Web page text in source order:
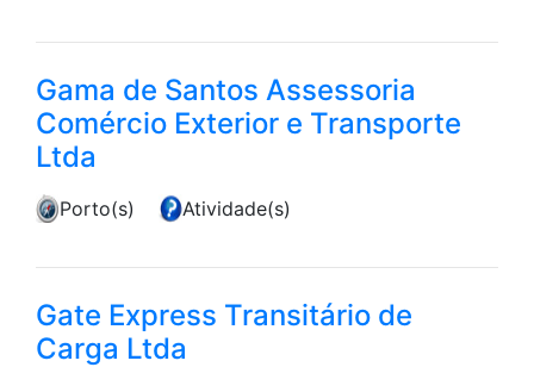
Gama de Santos Assessoria
Comércio Exterior e Transporte
Ltda
Porto(s) Atividade(s)
Gate Express Transitário de
Carga Ltda